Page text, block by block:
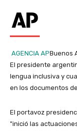
AGENCIA APBuenos
El presidente
lengua inclusiva y
en los documentos
El portavoz
"inició las